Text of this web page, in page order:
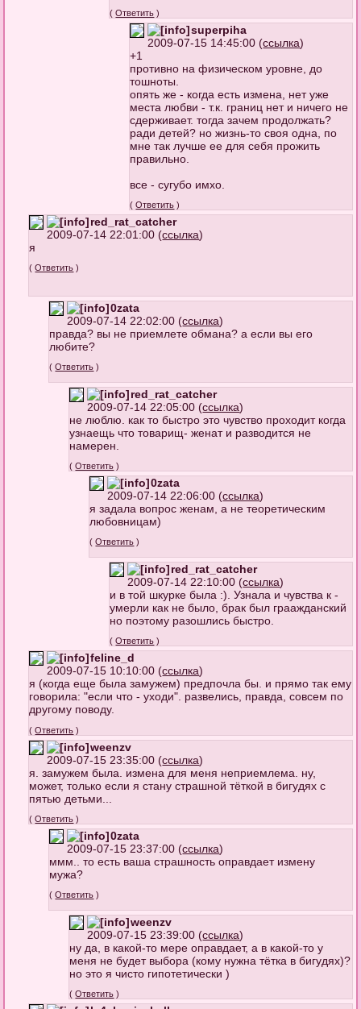
(Ответить )
superpiha
2009-07-15 14:45:00 (ссылка)
+1
противно на физическом уровне, до
тошноты.
опять же - когда есть измена, нет уже
места любви - т.к. границ нет и ничего не
сдерживает. тогда зачем продолжать?
ради детей? но жизнь-то своя одна, по
мне так лучше ее для себя прожить
правильно.
все - сугубо имхо.
(Ответить )
red_rat_catcher
2009-07-14 22:01:00 (ссылка)
я
(Ответить )
0zata
2009-07-14 22:02:00 (ссылка)
правда? вы не приемлете обмана? а если вы его
любите?
(Ответить )
red_rat_catcher
2009-07-14 22:05:00 (ссылка)
не люблю. как то быстро это чувство проходит когда
узнаещь что товарищ- женат и разводится не
намерен.
(Ответить )
0zata
2009-07-14 22:06:00 (ссылка)
я задала вопрос женам, а не теоретическим
любовницам)
(Ответить )
red_rat_catcher
2009-07-14 22:10:00 (ссылка)
и в той шкурке была :). Узнала и чувства к -
умерли как не было, брак был граажданский
но поэтому разошлись быстро.
(Ответить )
feline_d
2009-07-15 10:10:00 (ссылка)
я (когда еще была замужем) предпочла бы. и прямо так ему
говорила: "если что - уходи". развелись, правда, совсем по
другому поводу.
(Ответить )
weenzv
2009-07-15 23:35:00 (ссылка)
я. замужем была. измена для меня неприемлема. ну,
может, только если я стану страшной тёткой в бигудях с
пятью детьми...
(Ответить )
0zata
2009-07-15 23:37:00 (ссылка)
ммм.. то есть ваша страшность оправдает измену
мужа?
(Ответить )
weenzv
2009-07-15 23:39:00 (ссылка)
ну да, в какой-то мере оправдает, а в какой-то у
меня не будет выбора (кому нужна тётка в бигудях)?
но это я чисто гипотетически )
(Ответить )